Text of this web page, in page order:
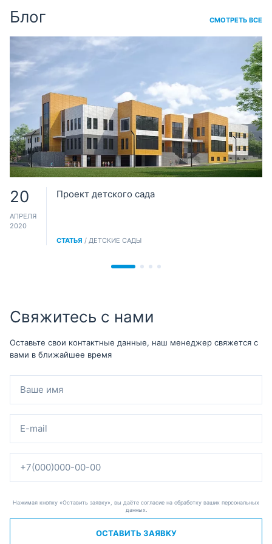
Блог СМОТРЕТЬ ВСЕ
20
АПРЕЛЯ
2020
Проект детского сада
СТАТЬЯ / ДЕТСКИЕ САДЫ
Свяжитесь с нами
Оставьте свои контактные данные, наш менеджер свяжется с
вами в ближайшее время
Нажимая кнопку «Оставить заявку», вы даёте согласие на обработку ваших персональных
данных.
ОСТАВИТЬ ЗАЯВКУ